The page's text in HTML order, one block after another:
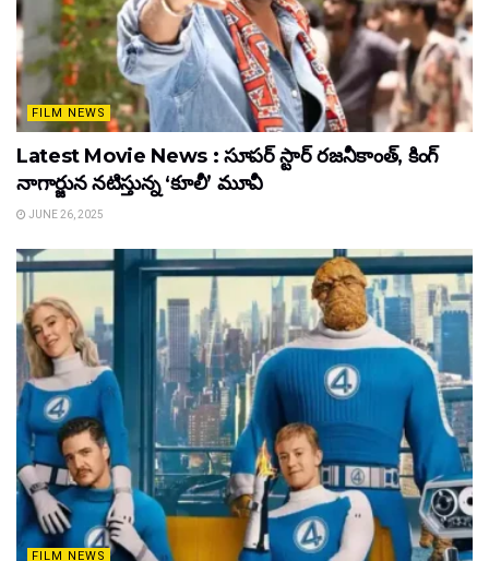
FILM NEWS
Latest Movie News : సూపర్ స్టార్ రజనీకాంత్, కింగ్
నాగార్జున నటిస్తున్న ‘కూలీ’ మూవీ
JUNE 26, 2025
FILM NEWS